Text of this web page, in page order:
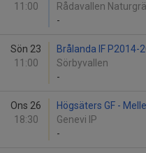
11:00
Rådavallen
-
Sön 23
11:00
Brålanda IF P2014-
Sörbyvallen
-
Ons 26
18:30
Högsäters GF -
Genevi IP
-